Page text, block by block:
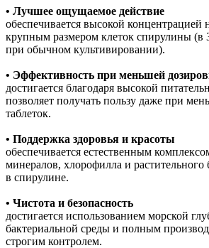
• Лучшее ощущаемое действие
обеспечивается высокой концентрацией
крупным размером клеток спирулины (в
при обычном культивировании).
• Эффективность при меньшей
достигается благодаря высокой
позволяет получать пользу даже при
таблеток.
• Поддержка здоровья и красоты
обеспечивается естественным
минералов, хлорофилла и растительного
в спирулине.
• Чистота и безопасность
достигается использованием морской
бактериальной среды и полным
строгим контролем.